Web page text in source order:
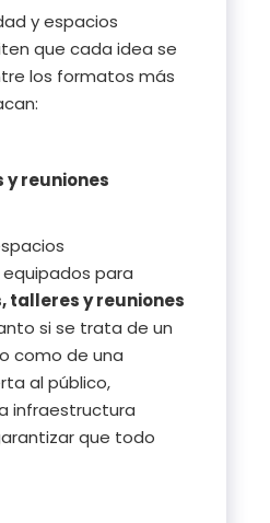
y espacios
que cada idea se
los formatos más
y reuniones
para
talleres y reuniones
si se trata de un
como de una
al público,
infraestructura
que todo